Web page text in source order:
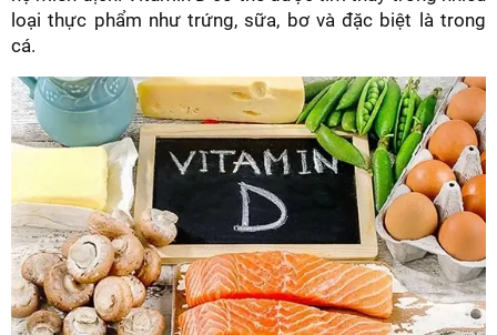
loại thực phẩm như trứng, sữa, bơ và đặc biệt là trong
cá.